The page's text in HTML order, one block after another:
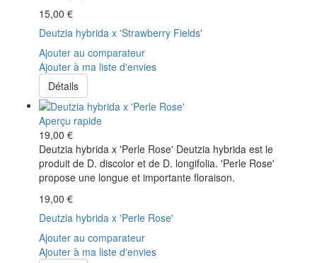
15,00 €
Deutzia hybrida x 'Strawberry Fields'
Ajouter au comparateur
Ajouter à ma liste d'envies
Détails
Aperçu rapide
19,00 €
Deutzia hybrida x 'Perle Rose' Deutzia hybrida est le
produit de D. discolor et de D. longifolia. 'Perle Rose'
propose une longue et importante floraison.
19,00 €
Deutzia hybrida x 'Perle Rose'
Ajouter au comparateur
Ajouter à ma liste d'envies